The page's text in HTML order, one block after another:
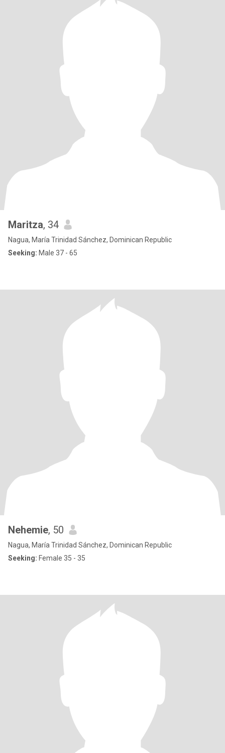
Maritza, 34
Nagua, María Trinidad Sánchez, Dominican Republic
Seeking: Male 37 - 65
Nehemie, 50
Nagua, María Trinidad Sánchez, Dominican Republic
Seeking: Female 35 - 35